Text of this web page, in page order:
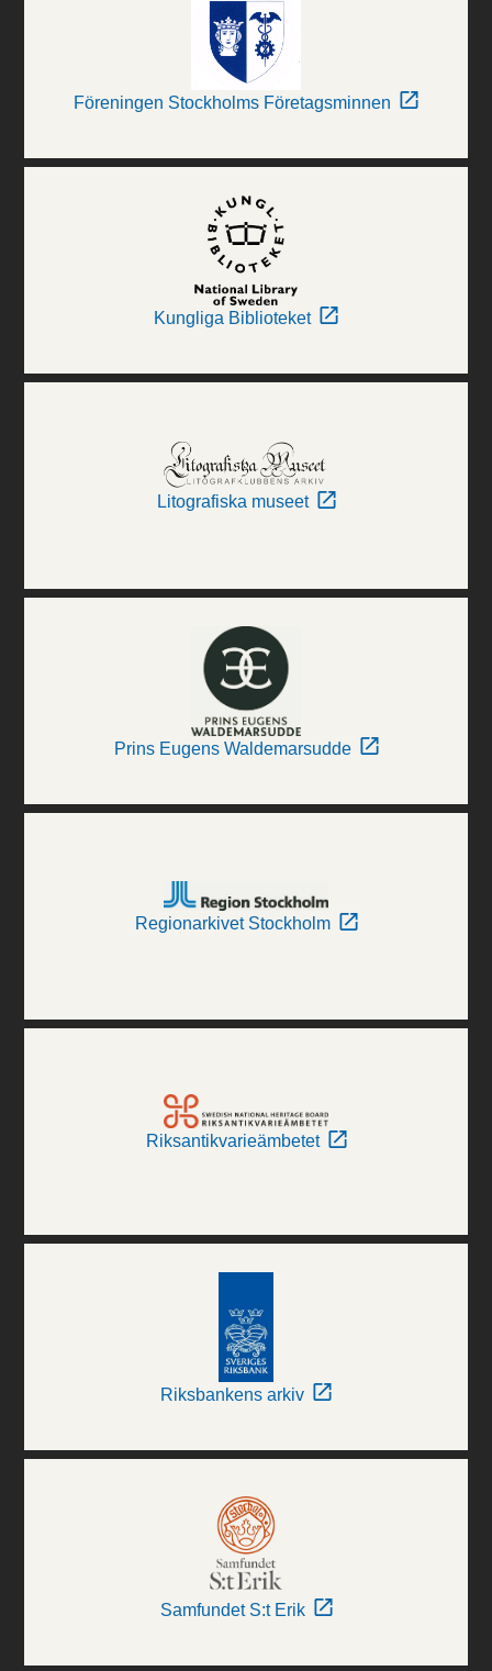
Föreningen Stockholms Företagsminnen
Kungliga Biblioteket
Litografiska museet
Prins Eugens Waldemarsudde
Regionarkivet Stockholm
Riksantikvarieämbetet
Riksbankens arkiv
Samfundet S:t Erik